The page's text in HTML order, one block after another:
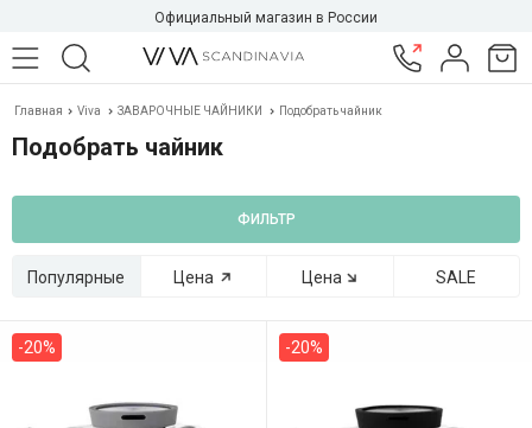
Официальный магазин в России
Главная Viva ЗАВАРОЧНЫЕ ЧАЙНИКИ Подобрать чайник
Подобрать чайник
ФИЛЬТР
Популярные Цена Цена SALE
-20% -20%